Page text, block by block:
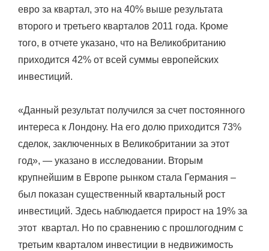
евро за квартал, это на 40% выше результата
второго и третьего кварталов 2011 года. Кроме
того, в отчете указано, что на Великобританию
приходится 42% от всей суммы европейских
инвестиций.
«Данный результат получился за счет постоянного
интереса к Лондону. На его долю приходится 73%
сделок, заключенных в Великобритании за этот
год», — указано в исследовании. Вторым
крупнейшим в Европе рынком стала Германия –
был показан существенный квартальный рост
инвестиций. Здесь наблюдается прирост на 19% за
этот квартал. Но по сравнению с прошлогодним с
третьим кварталом инвестиции в недвижимость